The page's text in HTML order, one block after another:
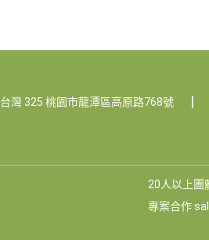
台灣 325 桃園市龍潭區高原路768號 |
20人以上團
專案合作